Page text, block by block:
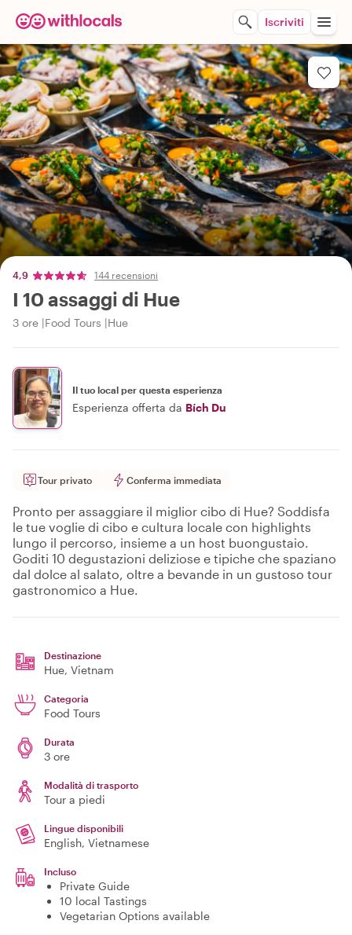
Iscriviti
4,9 144 recensioni
I 10 assaggi di Hue
3 ore Food Tours Hue
Il tuo local per questa esperienza
Esperienza offerta da Bích Du
Tour privato Conferma immediata
Pronto per assaggiare il miglior cibo di Hue? Soddisfa
le tue voglie di cibo e cultura locale con highlights
lungo il percorso, insieme a un host buongustaio.
Goditi 10 degustazioni deliziose e tipiche che spaziano
dal dolce al salato, oltre a bevande in un gustoso tour
gastronomico a Hue.
Destinazione
Hue, Vietnam
Categoria
Food Tours
Durata
3 ore
Modalità di trasporto
Tour a piedi
Lingue disponibili
English, Vietnamese
Incluso
Private Guide
10 local Tastings
Vegetarian Options available